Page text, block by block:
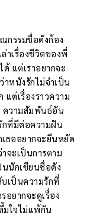
กรรมชื่อดังก้อง
าเรื่องชีวิตของพี่
แต่เราอยากจะ
หนังรักไม่จำเป็น
แต่เรื่องราวความ
ความสัมพันธ์อัน
กที่มีต่อความฝัน
ธออยากจะยืนหยัด
จะเป็นการตาม
นักเขียนชื่อดัง
เป็นความรักที่
ยากจะดูเรื่อง
มใจไม่แพ้กัน